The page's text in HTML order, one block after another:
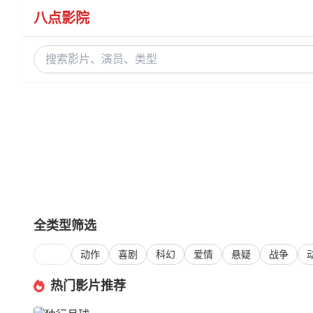
八点影院
全类型筛选
动作 喜剧 科幻 爱情 悬疑 战争
热门影片推荐